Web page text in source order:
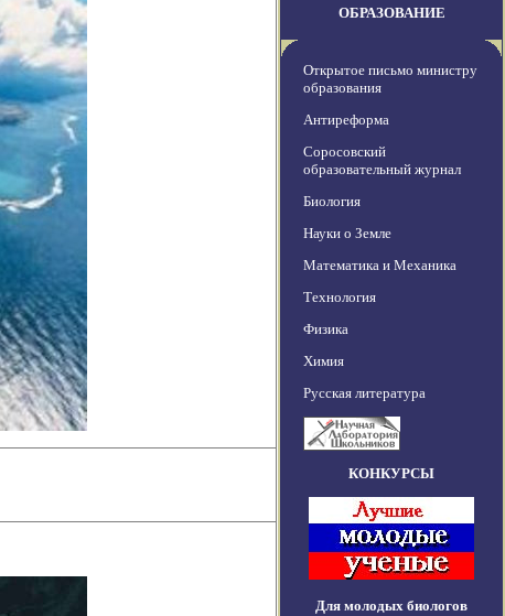
ОБРАЗОВАНИЕ
Открытое письмо министру
образования
Антиреформа
Соросовский
образовательный журнал
Биология
Науки о Земле
Математика и Механика
Технология
Физика
Химия
Русская литература
КОНКУРСЫ
Для молодых биологов